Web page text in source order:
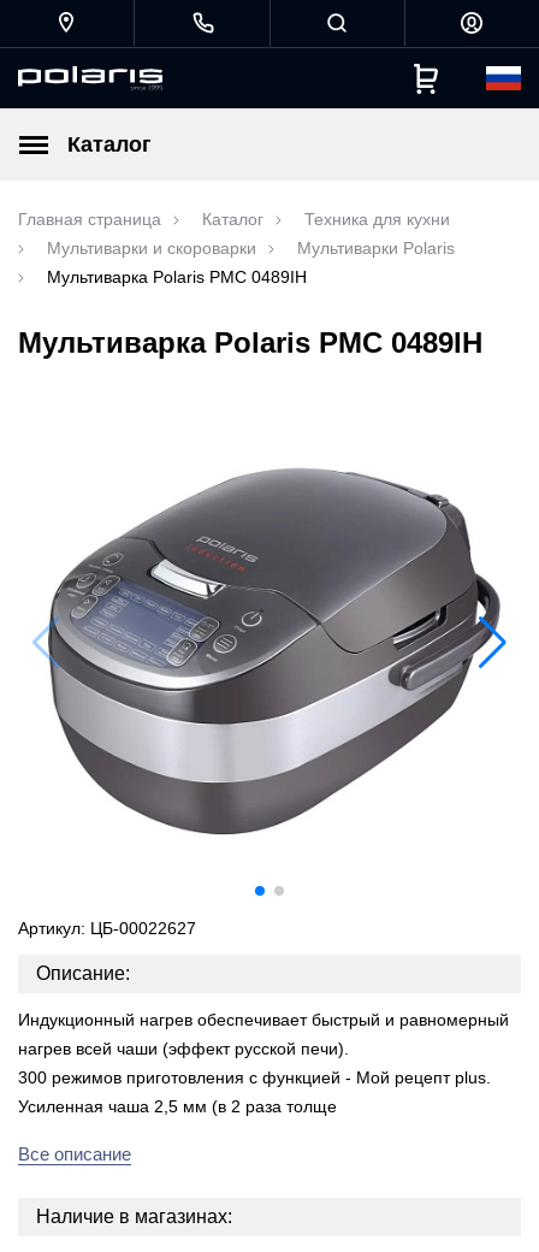
Каталог
Главная страница Каталог
Техника для кухни
Мультиварки и скороварки
Мультиварки Polaris
Мультиварка Polaris PMC 0489IH
Мультиварка Polaris PMC 0489IH
Артикул: ЦБ-00022627
Описание:
Индукционный нагрев обеспечивает быстрый и равномерный
нагрев всей чаши (эффект русской печи).
300 режимов приготовления с функцией - Мой рецепт plus.
Усиленная чаша 2,5 мм (в 2 раза толще
Все описание
Наличие в магазинах: